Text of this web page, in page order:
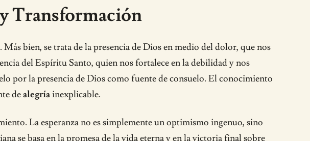
Transformación
bien, se trata de la presencia de Dios en medio del dolor, que nos
del Espíritu Santo, quien nos fortalece en la debilidad y nos
por la presencia de Dios como fuente de consuelo. El conocimiento
dealegríainexplicable.
La esperanza no es simplemente un optimismo ingenuo, sino
se basa en la promesa de la vida eterna y en la victoria final sobre